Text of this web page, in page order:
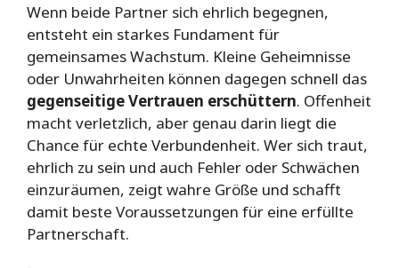
Wenn beide Partner sich ehrlich begegnen,
entsteht ein starkes Fundament für
gemeinsames Wachstum. Kleine Geheimnisse
oder Unwahrheiten können dagegen schnell das
gegenseitige Vertrauen erschüttern. Offenheit
macht verletzlich, aber genau darin liegt die
Chance für echte Verbundenheit. Wer sich traut,
ehrlich zu sein und auch Fehler oder Schwächen
einzuräumen, zeigt wahre Größe und schafft
damit beste Voraussetzungen für eine erfüllte
Partnerschaft.